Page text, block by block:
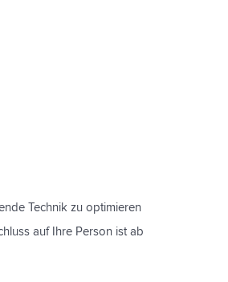
Technik zu optimieren
auf Ihre Person ist ab